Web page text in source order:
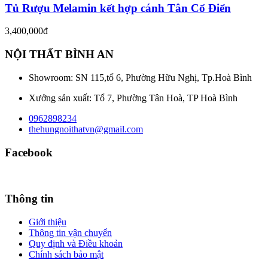
Tủ Rượu Melamin kết hợp cánh Tân Cổ Điển
3,400,000đ
NỘI THẤT BÌNH AN
Showroom: SN 115,tổ 6, Phường Hữu Nghị, Tp.Hoà Bình
Xưởng sản xuất: Tổ 7, Phường Tân Hoà, TP Hoà Bình
0962898234
thehungnoithatvn@gmail.com
Facebook
Thông tin
Giới thiệu
Thông tin vận chuyển
Quy định và Điều khoản
Chính sách bảo mật